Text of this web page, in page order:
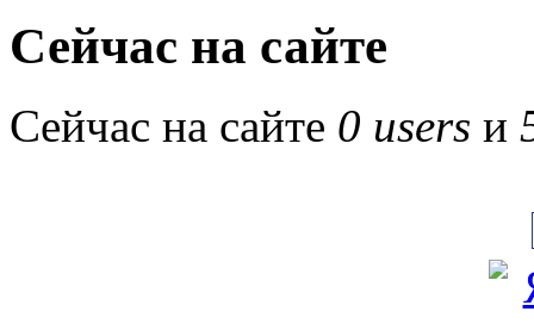
Сейчас на сайте
Сейчас на сайте 0 users и